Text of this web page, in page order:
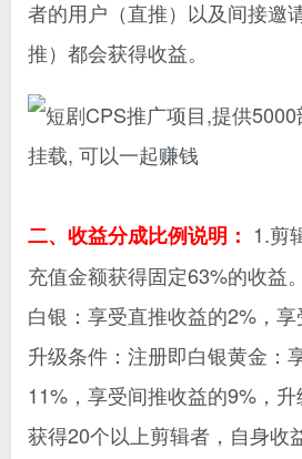
者的用户（直推）以及间接邀
推）都会获得收益。
二、收益分成比例说明： 1.剪
充值金额获得固定63%的收益。
白银：享受直推收益的2%，享
升级条件：注册即白银黄金：
11%，享受间推收益的9%，
获得20个以上剪辑者，自身收